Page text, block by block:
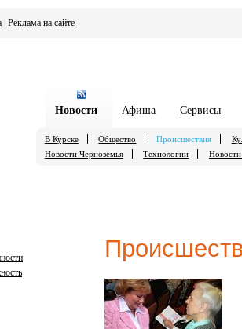
Реклама на сайте
Новости Афиша Сервисы
В Курске Общество Происшествия
Новости Черноземья
Технологии